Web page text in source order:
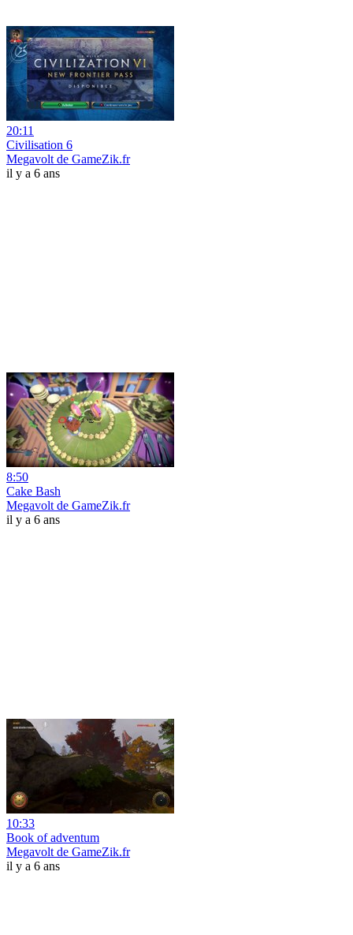
20:11
Civilisation 6
Megavolt de GameZik.fr
il y a 6 ans
8:50
Cake Bash
Megavolt de GameZik.fr
il y a 6 ans
10:33
Book of adventum
Megavolt de GameZik.fr
il y a 6 ans